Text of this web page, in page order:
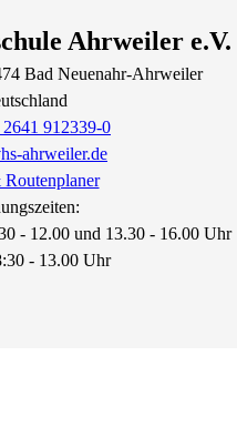
Ahrweiler e.V.
Bad Neuenahr-Ahrweiler
912339-0
ahrweiler.de
- 12.00 und 13.30 - 16.00 Uhr
- 13.00 Uhr